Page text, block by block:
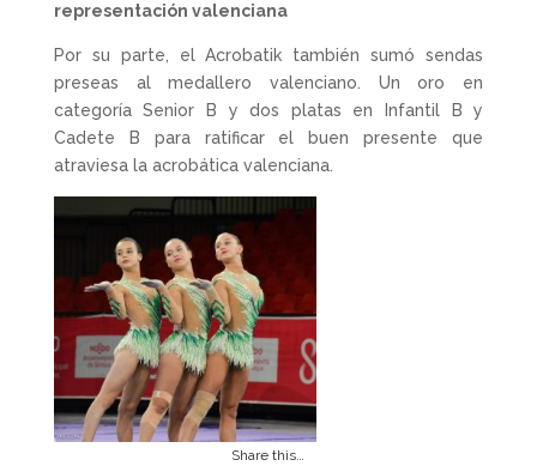
representación valenciana
Por su parte, el Acrobatik también sumó sendas
preseas al medallero valenciano. Un oro en
categoría Senior B y dos platas en Infantil B y
Cadete B para ratificar el buen presente que
atraviesa la acrobática valenciana.
Share this…